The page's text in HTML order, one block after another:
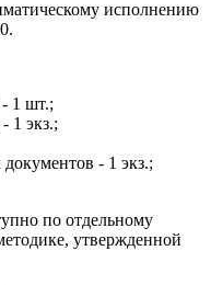
исполнению
1 шт.;
1 экз.;
- 1 экз.;
по отдельному
утвержденной